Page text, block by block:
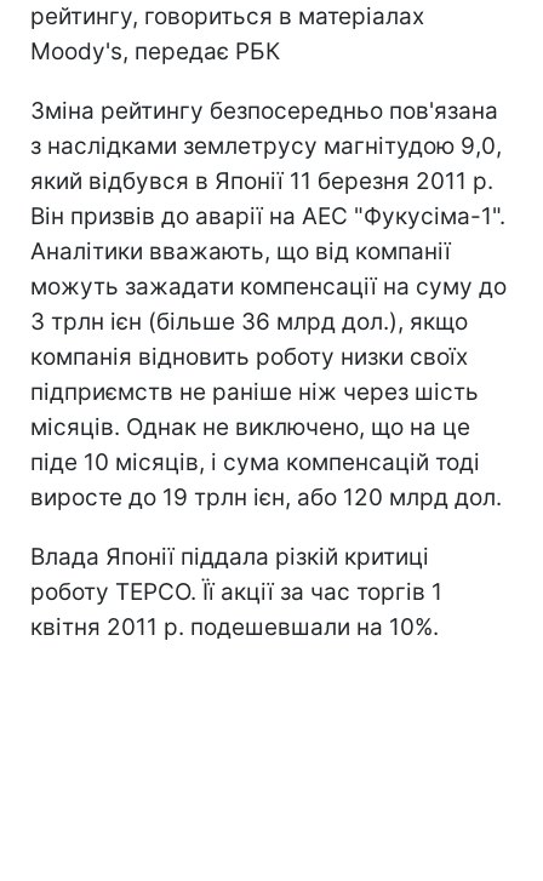
рейтингу, говориться в матеріалах
Moody's, передає РБК
Зміна рейтингу безпосередньо пов'язана
з наслідками землетрусу магнітудою 9,0,
який відбувся в Японії 11 березня 2011 р.
Він призвів до аварії на АЕС "Фукусіма-1".
Аналітики вважають, що від компанії
можуть зажадати компенсації на суму до
3 трлн ієн (більше 36 млрд дол.), якщо
компанія відновить роботу низки своїх
підприємств не раніше ніж через шість
місяців. Однак не виключено, що на це
піде 10 місяців, і сума компенсацій тоді
виросте до 19 трлн ієн, або 120 млрд дол.
Влада Японії піддала різкій критиці
роботу TEPCO. Її акції за час торгів 1
квітня 2011 р. подешевшали на 10%.